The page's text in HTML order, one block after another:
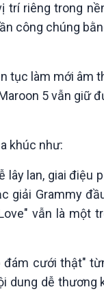
trí riêng trong
công chúng
tục làm mới âm
5 vẫn giữ
khúc như:
lan, giai điệu
giải Grammy
vẫn là một
đám cưới thật"
dung dễ thương